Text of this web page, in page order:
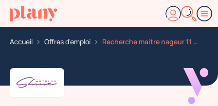
Accueil Offres d'emploi Recherche maitre nageur 11 canal du midi